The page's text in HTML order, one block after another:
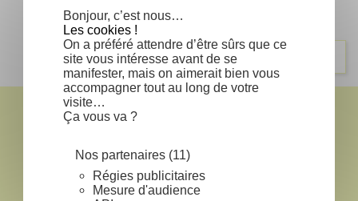
Bonjour, c’est nous…
Les cookies !
On a préféré attendre d’être sûrs que ce
site vous intéresse avant de se
manifester, mais on aimerait bien vous
accompagner tout au long de votre
visite…
Ça vous va ?
Nos partenaires (11)
Régies publicitaires
Mesure d'audience
Affichage 1-1 de 1 article(s)
Retour en haut
EXPÉDITION SOUS 24-48H
lock